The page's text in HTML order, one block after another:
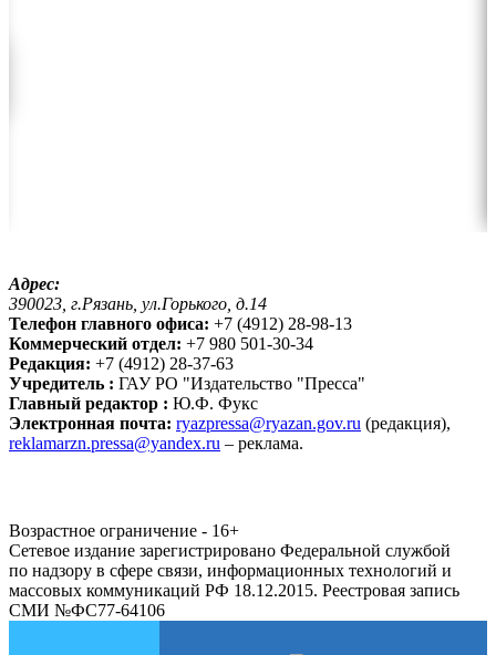
Адрес:
390023, г.Рязань, ул.Горького, д.14
Телефон главного офиса: +7 (4912) 28-98-13
Коммерческий отдел: +7 980 501-30-34
Редакция: +7 (4912) 28-37-63
Учредитель : ГАУ РО "Издательство "Пресса"
Главный редактор : Ю.Ф. Фукс
Электронная почта: ryazpressa@ryazan.gov.ru (редакция),
reklamarzn.pressa@yandex.ru – реклама.
Возрастное ограничение - 16+
Сетевое издание зарегистрировано Федеральной службой
по надзору в сфере связи, информационных технологий и
массовых коммуникаций РФ 18.12.2015. Реестровая запись
СМИ №ФС77-64106